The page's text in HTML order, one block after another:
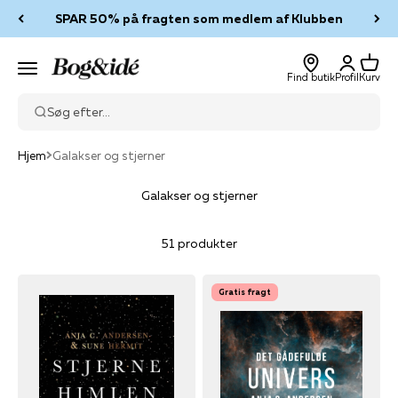
SPAR 50% på fragten som medlem af Klubben
Menu Bog & idé
Find butik
Log ind
Profil
Kurv
Kurv
Søg efter...
Hjem Galakser og stjerner
Galakser og stjerner
51 produkter
Gratis fragt